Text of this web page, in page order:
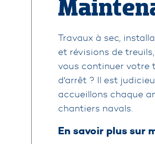
Travaux à sec,
et révisions de
vous continuer votre
d'arrêt ? Il est
accueillons chaque
chantiers navals.
En savoir plus sur